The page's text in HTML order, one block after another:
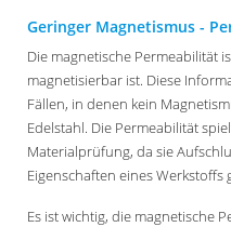
Geringer Magnetismus -
Die magnetische Permeabilität
magnetisierbar ist. Diese
Fällen, in denen kein
Edelstahl. Die Permeabilität
Materialprüfung, da sie
Eigenschaften eines Werkstoffs
Es ist wichtig, die magnetische